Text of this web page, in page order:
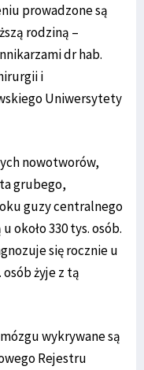
prowadzone są
rodziną –
dr hab.
i
Uniwersytety
nowotworów,
grubego,
guzy centralnego
około 330 tys. osób.
się rocznie u
osób żyje z tą
wykrywane są
Rejestru